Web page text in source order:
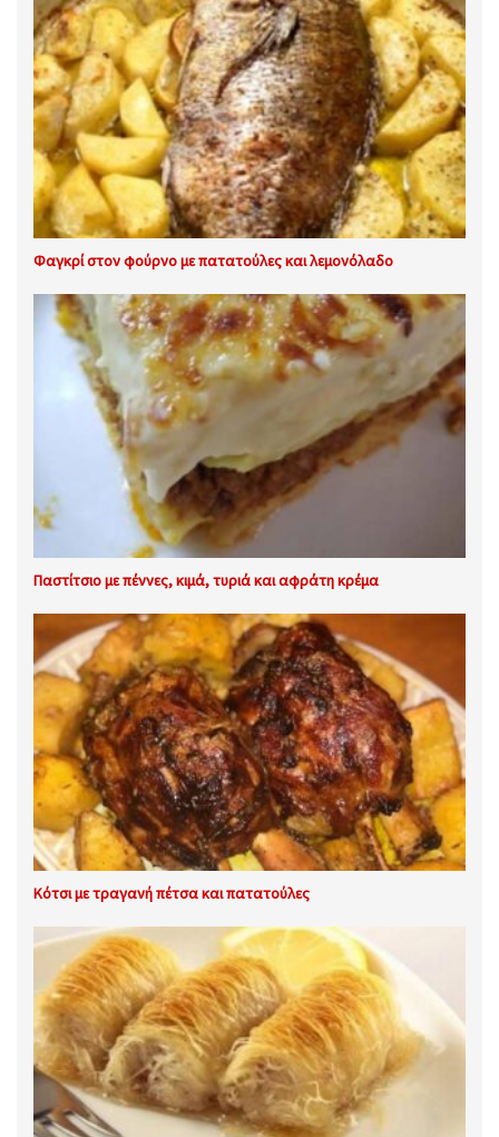
Φαγκρί στον φούρνο με πατατούλες και λεμονόλαδο
Παστίτσιο με πέννες, κιμά, τυριά και αφράτη κρέμα
Κότσι με τραγανή πέτσα και πατατούλες